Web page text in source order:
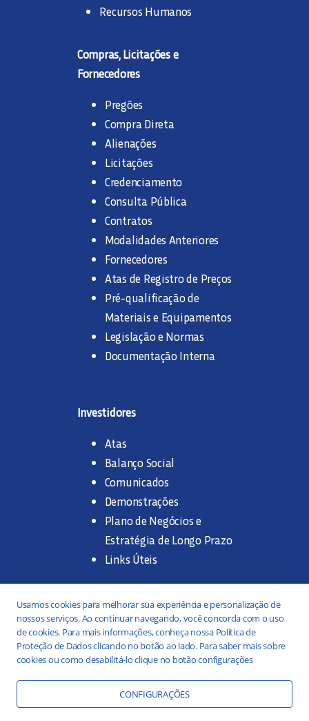
Recursos Humanos
Compras, Licitações e
Fornecedores
Pregões
Compra Direta
Alienações
Licitações
Credenciamento
Consulta Pública
Contratos
Modalidades Anteriores
Fornecedores
Atas de Registro de Preços
Pré-qualificação de
Materiais e Equipamentos
Legislação e Normas
Documentação Interna
Investidores
Atas
Balanço Social
Comunicados
Demonstrações
Plano de Negócios e
Estratégia de Longo Prazo
Links Úteis
Trabalhe na SANASA
Concurso Público
Estágio
Portal da Transparência
Práticas ESG
Usamos cookies para melhorar sua experiência e personalização de
nossos serviços. Ao continuar navegando, você concorda com o uso
de cookies. Para mais informações, conheça nossa Política de
Proteção de Dados clicando no botão ao lado. Para saber mais sobre
cookies ou como desabilitá-lo clique no botão configurações
CONFIGURAÇÕES